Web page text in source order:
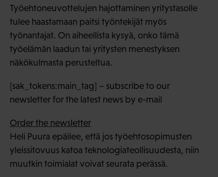
Työehtoneuvottelujen hajottaminen yritystasolle
tulee haastamaan paitsi työntekijät myös
työnantajat. On aiheellista kysyä, onko tämä
työelämän laadun tai yritysten menestyksen
näkökulmasta perusteltua.
[sak_tokens:main_tag] – subscribe to our
newsletter for the latest news by e-mail
Order the newsletter
Heli Puura epäilee, että jos työehtosopimusten
yleissitovuus katoa teknologiateollisuudesta, niin
muutkin toimialat voivat seurata perässä.